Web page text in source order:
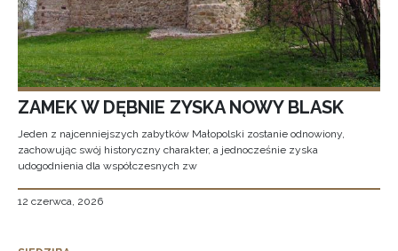
ZAMEK W DĘBNIE ZYSKA NOWY BLASK
Jeden z najcenniejszych zabytków Małopolski zostanie odnowiony,
zachowując swój historyczny charakter, a jednocześnie zyska
udogodnienia dla współczesnych zw
12 czerwca, 2026